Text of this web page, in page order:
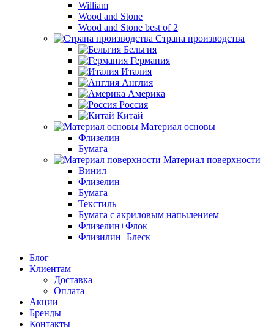
William
Wood and Stone
Wood and Stone best of 2
Страна производства
Бельгия
Германия
Италия
Англия
Америка
Россия
Китай
Материал основы
Флизелин
Бумага
Материал поверхности
Винил
Флизелин
Бумага
Текстиль
Бумага с акриловым напылением
Флизелин+Флок
Флизилин+Блеск
Блог
Клиентам
Доставка
Оплата
Акции
Бренды
Контакты